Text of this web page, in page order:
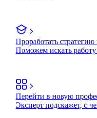
Проработать стратегию
Поможем искать
Перейти в новую
Эксперт подскажет, с